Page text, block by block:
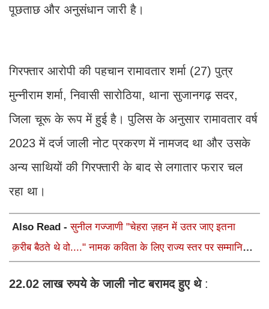
पूछताछ और अनुसंधान जारी है।
गिरफ्तार आरोपी की पहचान रामावतार शर्मा (27) पुत्र
मुन्नीराम शर्मा, निवासी सारोठिया, थाना सुजानगढ़ सदर,
जिला चूरू के रूप में हुई है। पुलिस के अनुसार रामावतार वर्ष
2023 में दर्ज जाली नोट प्रकरण में नामजद था और उसके
अन्य साथियों की गिरफ्तारी के बाद से लगातार फरार चल
रहा था।
Also Read -सुनील गज्जाणी "चेहरा ज़हन में उतर जाए इतना
क़रीब बैठते थे वो...." नामक कविता के लिए राज्य स्तर पर सम्मानित
22.02 लाख रुपये के जाली नोट बरामद हुए थे: